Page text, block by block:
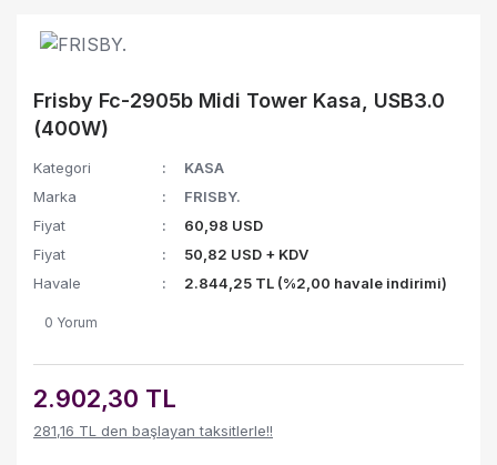
Frisby Fc-2905b Midi Tower Kasa, USB3.0
(400W)
Kategori
KASA
Marka
FRISBY.
Fiyat
60,98 USD
Fiyat
50,82 USD + KDV
Havale
2.844,25 TL (%2,00 havale indirimi)
0 Yorum
2.902,30 TL
281,16 TL den başlayan taksitlerle!!